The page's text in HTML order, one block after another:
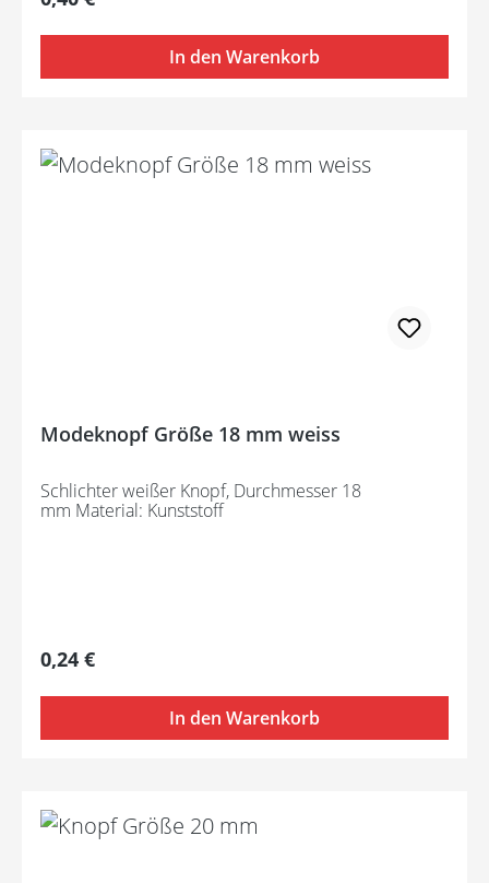
In den Warenkorb
Modeknopf Größe 18 mm weiss
Schlichter weißer Knopf, Durchmesser 18
mm Material: Kunststoff
Regulärer Preis:
0,24 €
In den Warenkorb